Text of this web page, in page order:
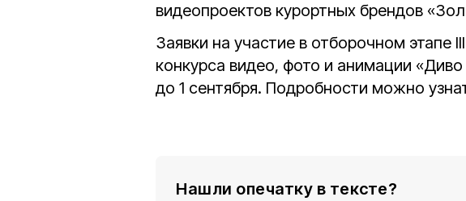
видеопроектов курортных брендов
Заявки на участие в отборочном этапе
конкурса видео, фото и анимации
до 1 сентября. Подробности можно
Нашли опечатку в тексте?